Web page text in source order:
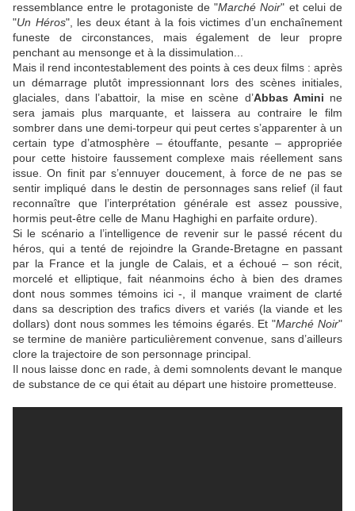
ressemblance entre le protagoniste de "Marché Noir" et celui de
"Un Héros", les deux étant à la fois victimes d’un enchaînement
funeste de circonstances, mais également de leur propre
penchant au mensonge et à la dissimulation...
Mais il rend incontestablement des points à ces deux films : après
un démarrage plutôt impressionnant lors des scènes initiales,
glaciales, dans l’abattoir, la mise en scène d’Abbas Amini ne
sera jamais plus marquante, et laissera au contraire le film
sombrer dans une demi-torpeur qui peut certes s’apparenter à un
certain type d’atmosphère – étouffante, pesante – appropriée
pour cette histoire faussement complexe mais réellement sans
issue. On finit par s’ennuyer doucement, à force de ne pas se
sentir impliqué dans le destin de personnages sans relief (il faut
reconnaître que l’interprétation générale est assez poussive,
hormis peut-être celle de Manu Haghighi en parfaite ordure).
Si le scénario a l’intelligence de revenir sur le passé récent du
héros, qui a tenté de rejoindre la Grande-Bretagne en passant
par la France et la jungle de Calais, et a échoué – son récit,
morcelé et elliptique, fait néanmoins écho à bien des drames
dont nous sommes témoins ici -, il manque vraiment de clarté
dans sa description des trafics divers et variés (la viande et les
dollars) dont nous sommes les témoins égarés. Et "Marché Noir"
se termine de manière particulièrement convenue, sans d’ailleurs
clore la trajectoire de son personnage principal.
Il nous laisse donc en rade, à demi somnolents devant le manque
de substance de ce qui était au départ une histoire prometteuse.